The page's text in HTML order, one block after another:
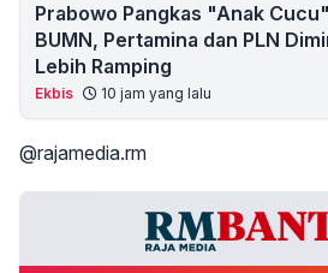
Prabowo Pangkas "Anak Cucu"
BUMN, Pertamina dan PLN
Lebih Ramping
Ekbis 10 jam yang lalu
@rajamedia.rm